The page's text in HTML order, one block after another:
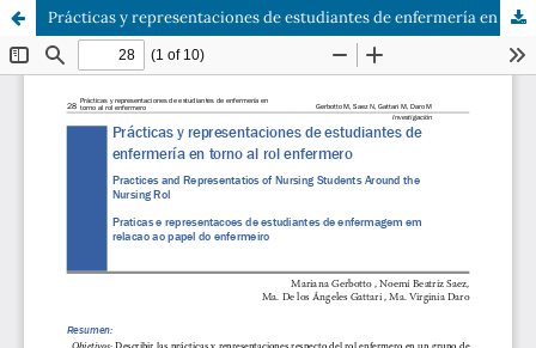
Prácticas y representaciones de estudiantes de enfermería en torno al rol enfermero